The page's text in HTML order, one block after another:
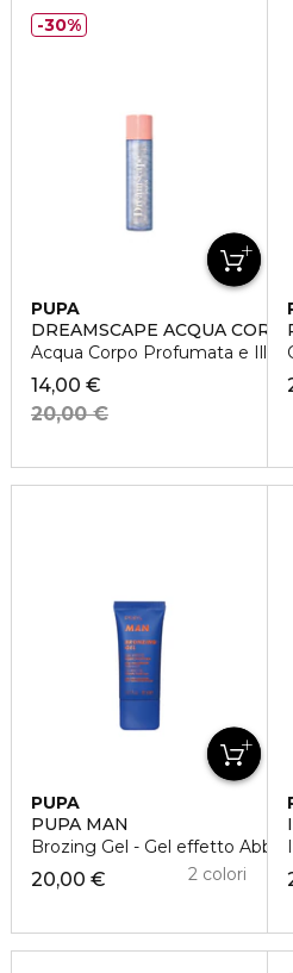
PUPA
DREAMSCAPE ACQUA
Acqua Corpo Profumata e
14,00 €
20,00 €
30%
PUPA
PUPA MAN
Brozing Gel - Gel effetto
20,00 € 2 colori